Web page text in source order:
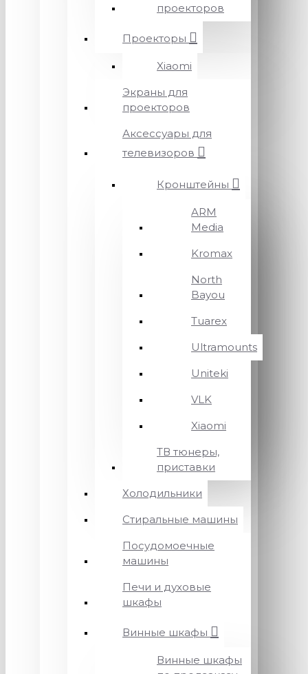
проекторов
Проекторы
Xiaomi
Экраны для
проекторов
Аксессуары для
телевизоров
Кронштейны
ARM
Media
Kromax
North
Bayou
Tuarex
Ultramounts
Uniteki
VLK
Xiaomi
ТВ тюнеры,
приставки
Холодильники
Стиральные машины
Посудомоечные
машины
Печи и духовые
шкафы
Винные шкафы
Винные шкафы